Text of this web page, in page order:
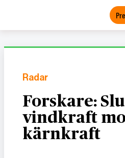
Radar
Forskare:
vindkraft
kärnkraft